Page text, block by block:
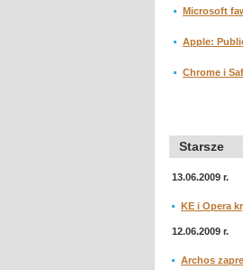
Microsoft
Apple:
Chrome i
Starsze
13.06.2009 r.
KE i Opera
12.06.2009 r.
Archos